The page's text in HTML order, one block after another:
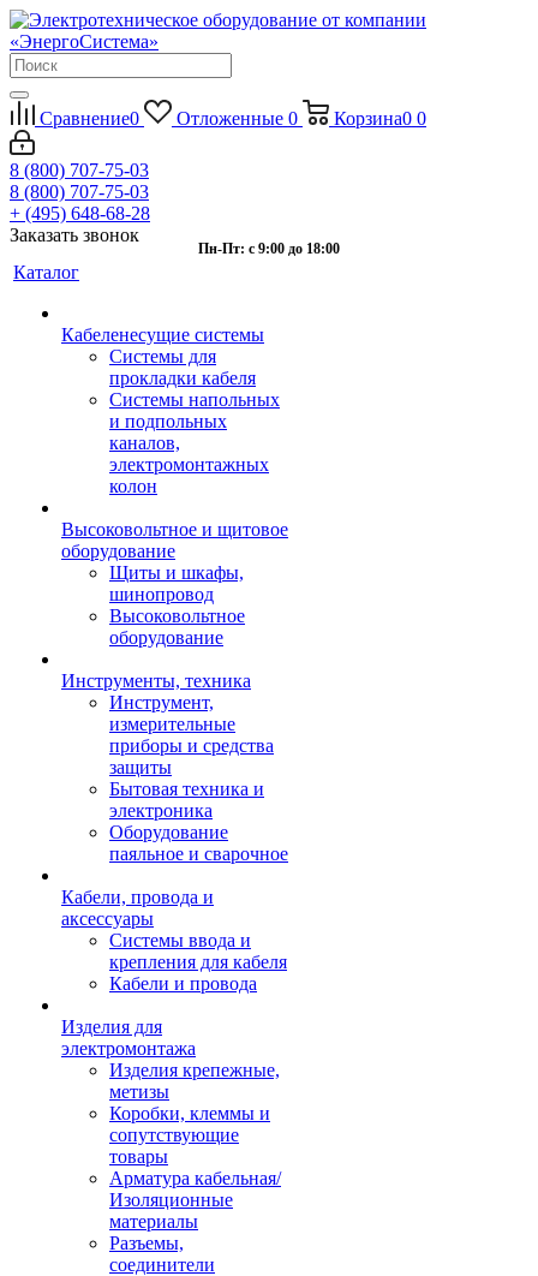
Сравнение0 Отложенные 0 Корзина0 0
8 (800) 707-75-03
8 (800) 707-75-03
+ (495) 648-68-28
Заказать звонок
Пн-Пт: с 9:00 до 18:00
Каталог
Кабеленесущие системы
Системы для
прокладки кабеля
Системы напольных
и подпольных
каналов,
электромонтажных
колон
Высоковольтное и щитовое
оборудование
Щиты и шкафы,
шинопровод
Высоковольтное
оборудование
Инструменты, техника
Инструмент,
измерительные
приборы и средства
защиты
Бытовая техника и
электроника
Оборудование
паяльное и сварочное
Кабели, провода и
аксессуары
Системы ввода и
крепления для кабеля
Кабели и провода
Изделия для
электромонтажа
Изделия крепежные,
метизы
Коробки, клеммы и
сопутствующие
товары
Арматура кабельная/
Изоляционные
материалы
Разъемы,
соединители